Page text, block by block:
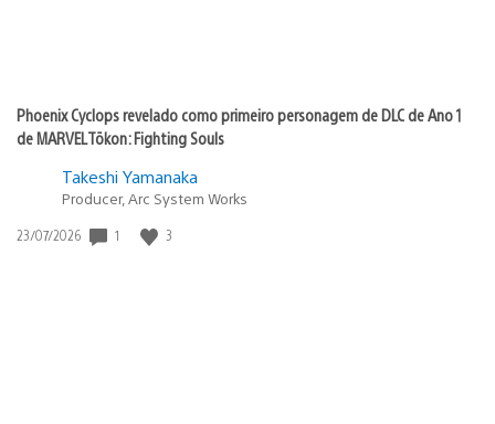
Phoenix Cyclops revelado como primeiro personagem de DLC de Ano 1
de MARVEL Tōkon: Fighting Souls
Takeshi Yamanaka
Producer, Arc System Works
Data
23/07/2026 1 3